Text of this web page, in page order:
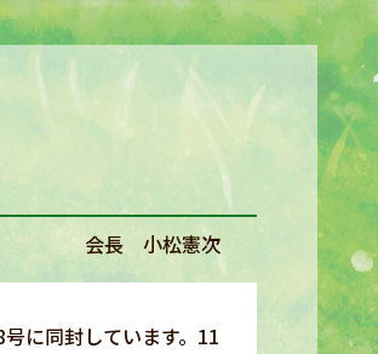
会長 小松憲次
に同封しています。11